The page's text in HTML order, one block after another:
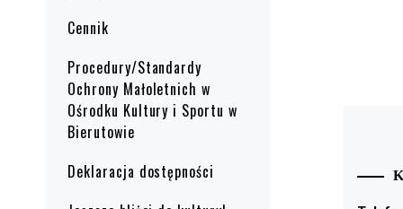
Cennik
Procedury/Standardy
Ochrony Małoletnich w
Ośrodku Kultury i Sportu w
Bierutowie
Deklaracja dostępności